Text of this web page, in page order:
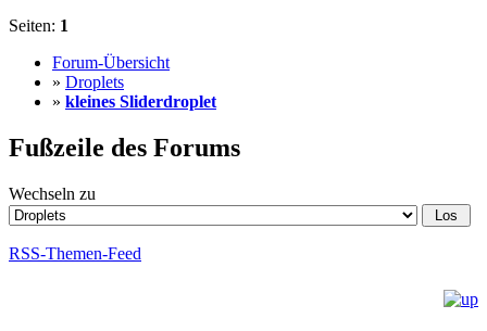
Seiten: 1
Forum-Übersicht
» Droplets
» kleines Sliderdroplet
Fußzeile des Forums
Wechseln zu
RSS-Themen-Feed